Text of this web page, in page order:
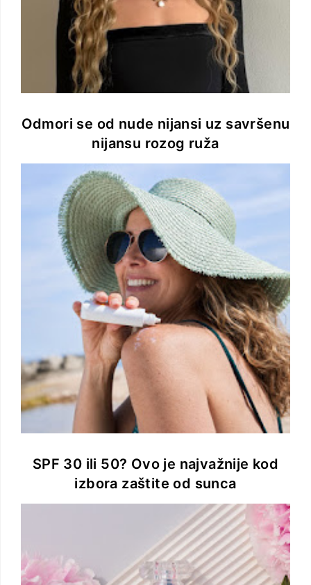
Odmori se od nude nijansi uz savršenu
nijansu rozog ruža
SPF 30 ili 50? Ovo je najvažnije kod
izbora zaštite od sunca